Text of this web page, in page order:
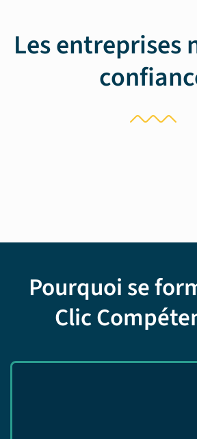
Les entreprises
Pourquoi se
Clic